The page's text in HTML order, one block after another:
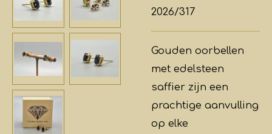
2026/317
Gouden oorbellen
met edelsteen
saffier zijn een
prachtige aanvulling
op elke